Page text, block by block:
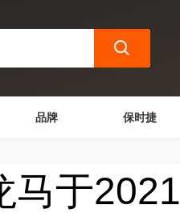
品牌 保时捷
马于2021